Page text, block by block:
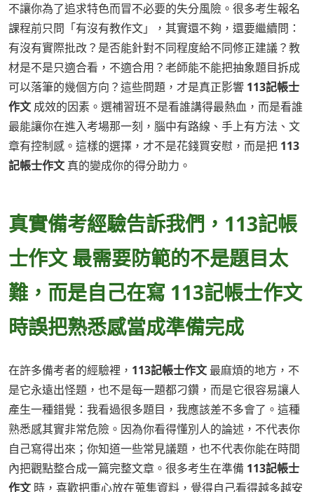
不讓你為了追求特色而冒不必要的失分風險。很多考生報名
課程前只問「有沒有教作文」，其實還不夠，還要繼續問：
有沒有實際批改？是否能針對不同程度給不同修正建議？教
材是不是只適合看，不適合用？老師能不能把抽象題目拆成
可以落筆的幾個方向？這些問題，才是真正影響 113記帳士
作文 成效的因素。選補習班不是看誰講得最熱血，而是看誰
最能讓你在進入考場那一刻，腦中有路線、手上有方法、文
章有控制感。這樣的選擇，才不是花錢買安慰，而是把 113
記帳士作文 真的變成你的得分助力。
真實備考經驗告訴我們，113記帳
士作文 最需要防範的不是題目太
難，而是自己在寫 113記帳士作文
時誤把熟悉感當成準備完成
在許多備考者的經驗裡， 113記帳士作文 最麻煩的地方，不
是它永遠出怪題，也不是每一題都刁鑽，而是它很容易讓人
產生一種錯覺：我看過很多題目，我應該差不多會了。這種
熟悉感其實非常危險。因為你看得懂別人的論述，不代表你
自己寫得出來；你知道一些常見議題，也不代表你能在時間
內把觀點整合成一篇完整文章。很多考生在準備 113記帳士
作文 時，喜歡把重心放在蒐集資料，覺得自己看得越多越安